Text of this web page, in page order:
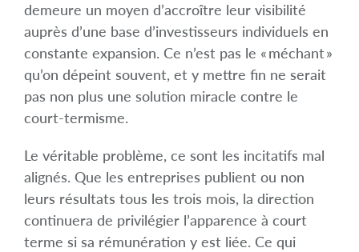
demeure un moyen d’accroître leur visibilité
auprès d’une base d’investisseurs individuels en
constante expansion. Ce n’est pas le « méchant »
qu’on dépeint souvent, et y mettre fin ne serait
pas non plus une solution miracle contre le
court-termisme.
Le véritable problème, ce sont les incitatifs mal
alignés. Que les entreprises publient ou non
leurs résultats tous les trois mois, la direction
continuera de privilégier l’apparence à court
terme si sa rémunération y est liée. Ce qui